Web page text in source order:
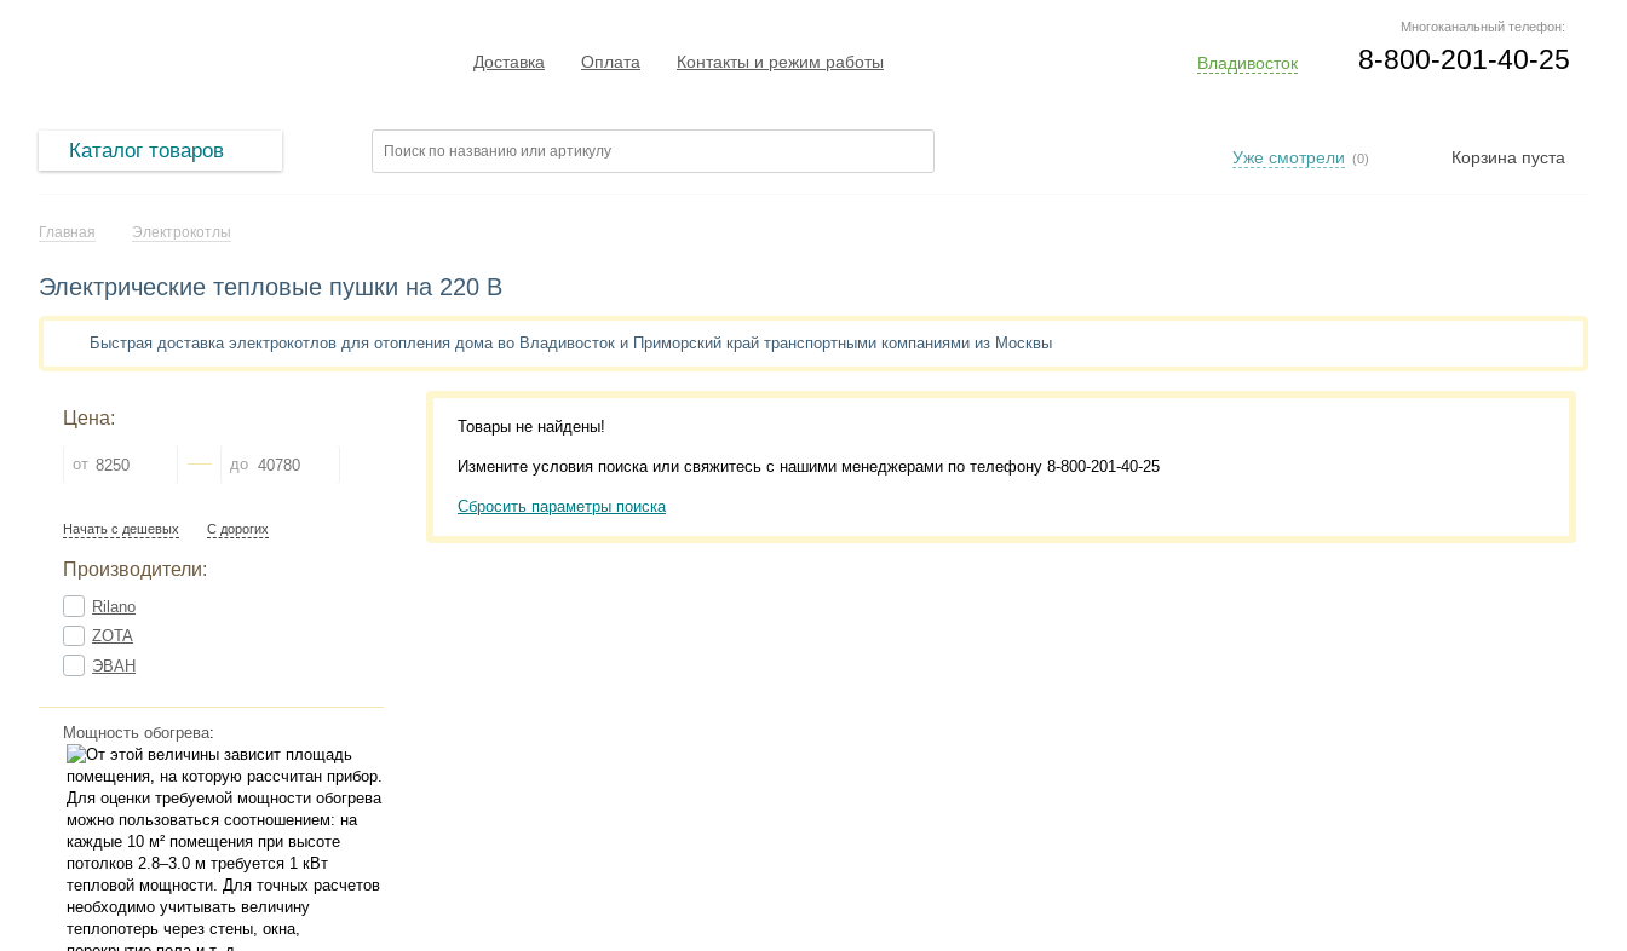
Многоканальный телефон:
8-800-201-40-25
Владивосток
Доставка Оплата Контакты и режим работы
Каталог товаров Корзина пуста
Уже смотрели (0)
Главная Электрокотлы
Электрические тепловые пушки на 220 В
Быстрая доставка электрокотлов для отопления дома во Владивосток и Приморский край транспортными компаниями из Москвы
Цена:
от до
Начать с дешевых С дорогих
Производители:
Rilano
ZOTA
ЭВАН
Мощность обогрева:
Товары не найдены!
Измените условия поиска или свяжитесь с нашими менеджерами по телефону 8-800-201-40-25
Сбросить параметры поиска